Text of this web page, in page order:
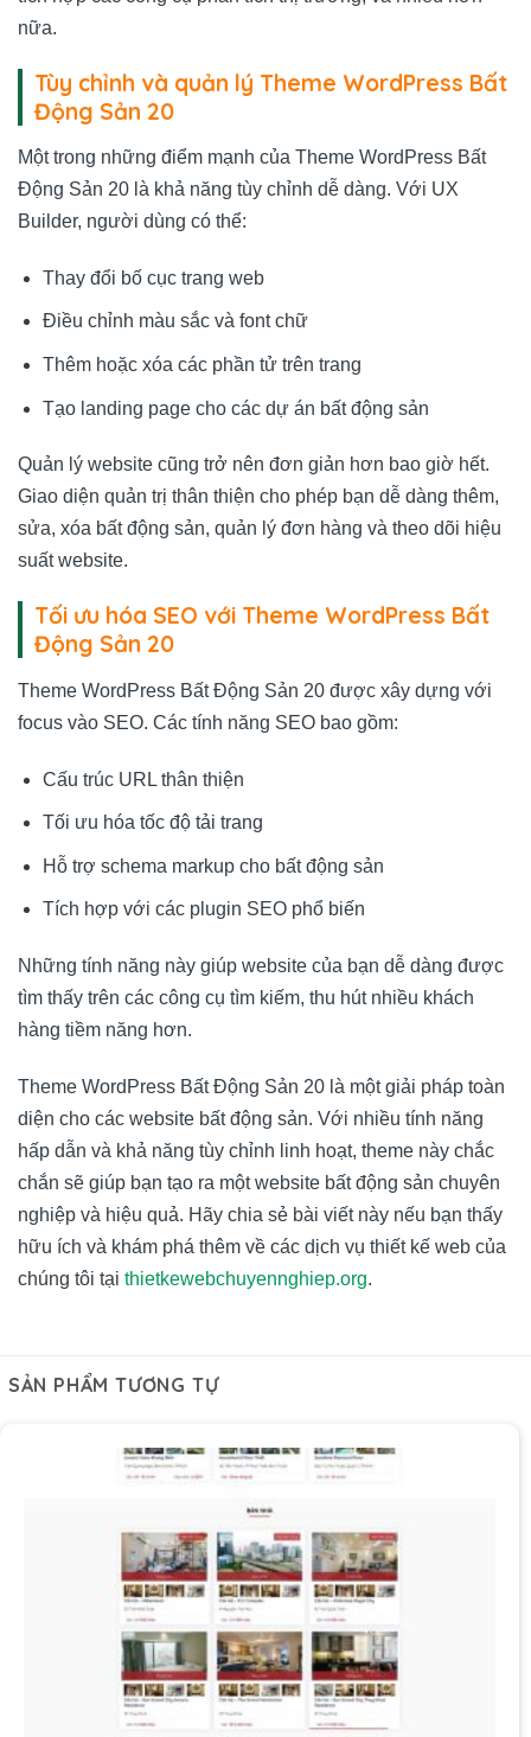
nữa.
Tùy chỉnh và quản lý Theme WordPress Bất
Động Sản 20
Một trong những điểm mạnh của Theme WordPress Bất
Động Sản 20 là khả năng tùy chỉnh dễ dàng. Với UX
Builder, người dùng có thể:
Thay đổi bố cục trang web
Điều chỉnh màu sắc và font chữ
Thêm hoặc xóa các phần tử trên trang
Tạo landing page cho các dự án bất động sản
Quản lý website cũng trở nên đơn giản hơn bao giờ hết.
Giao diện quản trị thân thiện cho phép bạn dễ dàng thêm,
sửa, xóa bất động sản, quản lý đơn hàng và theo dõi hiệu
suất website.
Tối ưu hóa SEO với Theme WordPress Bất
Động Sản 20
Theme WordPress Bất Động Sản 20 được xây dựng với
focus vào SEO. Các tính năng SEO bao gồm:
Cấu trúc URL thân thiện
Tối ưu hóa tốc độ tải trang
Hỗ trợ schema markup cho bất động sản
Tích hợp với các plugin SEO phổ biến
Những tính năng này giúp website của bạn dễ dàng được
tìm thấy trên các công cụ tìm kiếm, thu hút nhiều khách
hàng tiềm năng hơn.
Theme WordPress Bất Động Sản 20 là một giải pháp toàn
diện cho các website bất động sản. Với nhiều tính năng
hấp dẫn và khả năng tùy chỉnh linh hoạt, theme này chắc
chắn sẽ giúp bạn tạo ra một website bất động sản chuyên
nghiệp và hiệu quả. Hãy chia sẻ bài viết này nếu bạn thấy
hữu ích và khám phá thêm về các dịch vụ thiết kế web của
chúng tôi tại thietkewebchuyennghiep.org.
SẢN PHẨM TƯƠNG TỰ